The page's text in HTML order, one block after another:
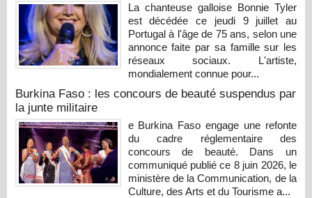
La chanteuse galloise Bonnie Tyler
est décédée ce jeudi 9 juillet au
Portugal à l'âge de 75 ans, selon une
annonce faite par sa famille sur les
réseaux sociaux. L'artiste,
mondialement connue pour...
Burkina Faso : les concours de beauté suspendus par
la junte militaire
e Burkina Faso engage une refonte
du cadre réglementaire des
concours de beauté. Dans un
communiqué publié ce 8 juin 2026, le
ministère de la Communication, de la
Culture, des Arts et du Tourisme a...